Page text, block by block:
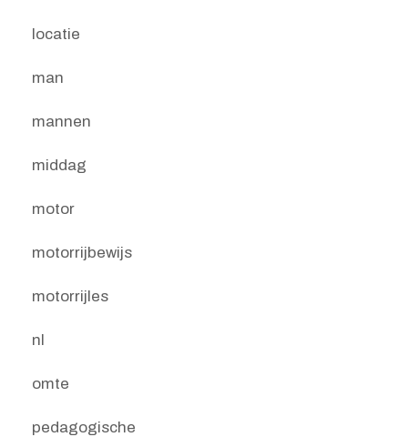
locatie
man
mannen
middag
motor
motorrijbewijs
motorrijles
nl
omte
pedagogische